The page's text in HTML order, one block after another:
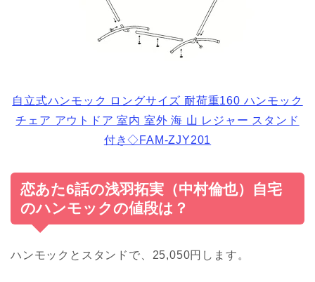
自立式ハンモック ロングサイズ 耐荷重160 ハンモック
チェア アウトドア 室内 室外 海 山 レジャー スタンド
付き◇FAM-ZJY201
恋あた6話の浅羽拓実（中村倫也）自宅
のハンモックの値段は？
ハンモックとスタンドで、25,050円します。